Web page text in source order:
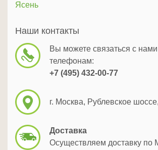
Ясень
Наши контакты
Вы можете связаться с
телефонам:
+7 (495) 432-00-77
г. Москва, Рублевское
Доставка
Осуществляем доставку по